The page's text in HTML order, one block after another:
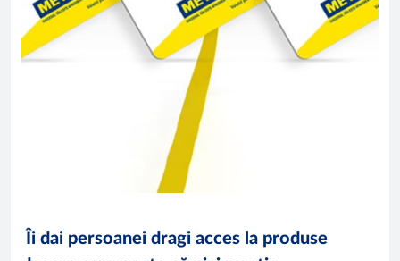
Îi dai persoanei dragi acces la produse